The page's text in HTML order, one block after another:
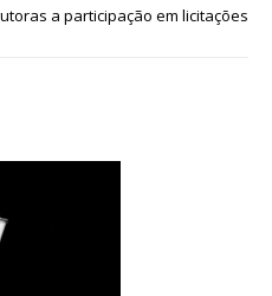
a participação em licitações